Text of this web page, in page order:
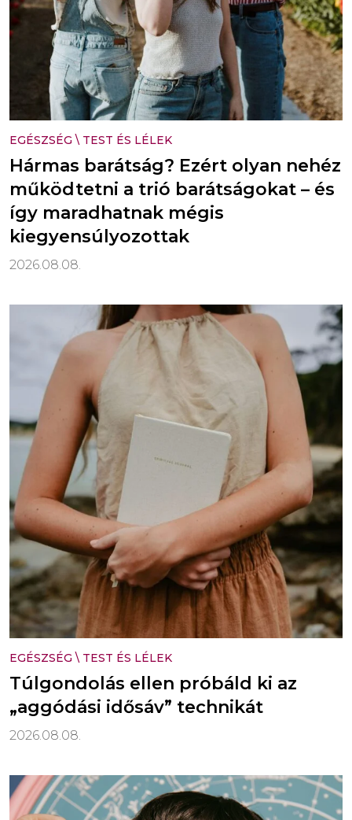
EGÉSZSÉG \ TEST ÉS LÉLEK
Hármas barátság? Ezért olyan nehéz
működtetni a trió barátságokat – és
így maradhatnak mégis
kiegyensúlyozottak
2026.08.08.
EGÉSZSÉG \ TEST ÉS LÉLEK
Túlgondolás ellen próbáld ki az
„aggódási idősáv” technikát
2026.08.08.